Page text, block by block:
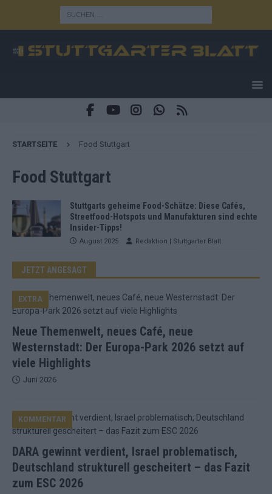
STARTSEITE Food Stuttgart
Food Stuttgart
Stuttgarts geheime Food-Schätze: Diese Cafés,
Streetfood-Hotspots und Manufakturen sind echte
Insider-Tipps!
August 2025 Redaktion | Stuttgarter Blatt
JETZT ANGESAGT
Neue Themenwelt, neues Café, neue
Westernstadt: Der Europa-Park 2026 setzt auf
viele Highlights
EXTRA
Juni 2026
DARA gewinnt verdient, Israel problematisch,
Deutschland strukturell gescheitert – das Fazit
zum ESC 2026
KOMMENTAR